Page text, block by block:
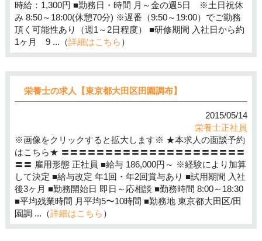
時給：1,300円 ■勤務日・時間 月～金の週5日 ※土日祝休
み 8:50～18:00(休憩70分) ※遅番（9:50～19:00）でご勤務
頂く可能性あり（週1～2日程度） ■研修期間 入社日から約
1ヶ月 9 ...（詳細はこちら ）
栄養士の求人【東京都大田区田園調布】
2015/05/14
栄養士正社員
※画像をクリックすると拡大します※ ★本求人の面談予約
はこちら★ 〓〓〓〓〓〓〓〓〓〓〓〓〓〓〓〓〓〓〓〓〓
〓〓 雇用形態 正社員 ■給与 186,000円～ ※経験により加算
して決定 ■給与改定 年1回・年2回賞与あり ■試用期間 入社
後3ヶ月 ■勤務開始日 即日～応相談 ■勤務時間 8:00～18:30
■平均残業時間 月平均5〜10時間 ■勤務地 東京都大田区/田
園調 ...（詳細はこちら ）